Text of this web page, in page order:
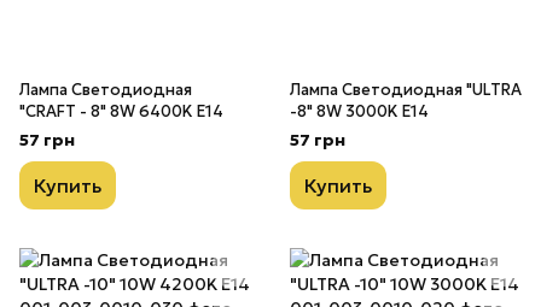
Лампа Светодиодная
"CRAFT - 8" 8W 6400K E14
57 грн
Купить
Лампа Светодиодная "ULTRA
-8" 8W 3000K E14
57 грн
Купить